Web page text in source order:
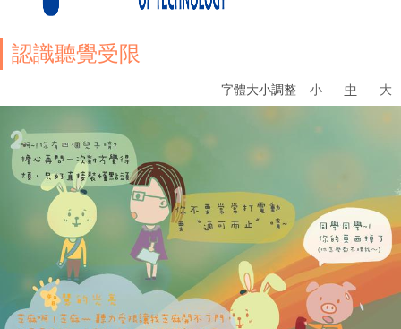
認識聽覺受限
字體大小調整 小 中 大